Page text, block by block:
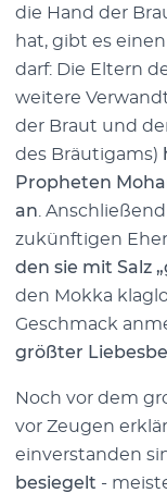
die Hand der
hat, gibt es
darf: Die Eltern
weitere
der Braut und
des Bräutigams)
Propheten
an .
zukünftigen
den sie mit Salz
den Mokka
Geschmack
größter
Noch vor dem
vor Zeugen
einverstanden
besiegelt -